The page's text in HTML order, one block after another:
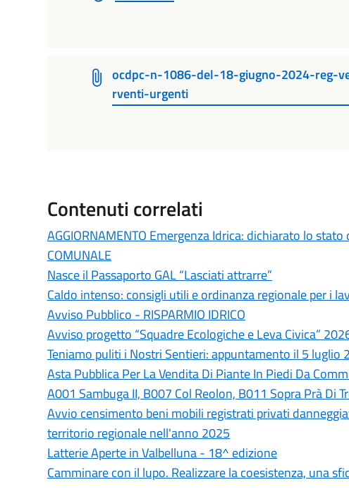
ocdpc-n-1086-del-18-giugno-2024-reg-
rventi-urgenti
Contenuti correlati
AGGIORNAMENTO Emergenza Idrica: dichiarato lo stato
COMUNALE
Nasce il Passaporto GAL “Lasciati attrarre”
Caldo intenso: consigli utili e ordinanza regionale per i
Avviso Pubblico - RISPARMIO IDRICO
Avviso progetto “Squadre Ecologiche e Leva Civica”
Teniamo puliti i Nostri Sentieri: appuntamento il 5 luglio
Asta Pubblica Per La Vendita Di Piante In Piedi Da
A001 Sambuga II, B007 Col Reolon, B011 Sopra Prà Di
Avvio censimento beni mobili registrati privati
territorio regionale nell'anno 2025
Latterie Aperte in Valbelluna - 18^ edizione
Camminare con il lupo. Realizzare la coesistenza, una